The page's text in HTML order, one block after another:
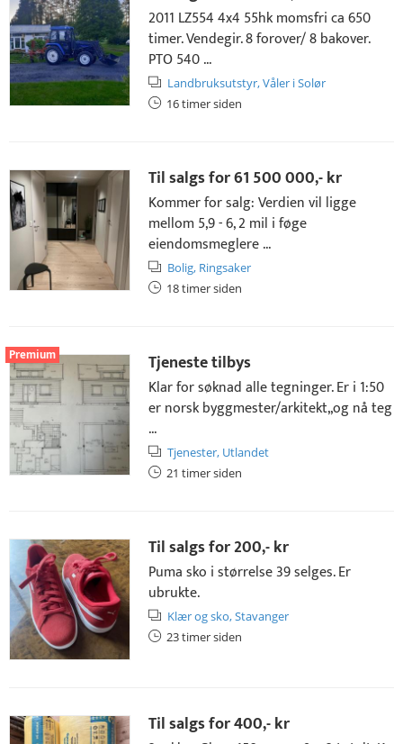
2011 LZ554 4x4 55hk momsfri ca 650
timer. Vendegir. 8 forover/ 8 bakover.
PTO 540 ...
Landbruksutstyr,Våler i Solør
16 timer siden
Til salgs for61 500 000,- kr
Kommer for salg: Verdien vil ligge
mellom 5,9 - 6, 2 mil i føge
eiendomsmeglere ...
Bolig, Ringsaker
18 timer siden
Premium Tjeneste tilbys
Klar for søknad alle tegninger. Er i 1:50
er norsk byggmester/arkitekt,,og nå teg
...
Tjenester, Utlandet
21 timer siden
Til salgs for200,- kr
Puma sko i størrelse 39 selges. Er
ubrukte.
Klær og sko,Stavanger
23 timer siden
Til salgs for400,- kr